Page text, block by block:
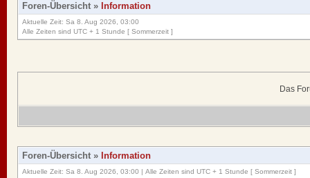
Foren-Übersicht » Information
Aktuelle Zeit: Sa 8. Aug 2026, 03:00
Alle Zeiten sind UTC + 1 Stunde [ Sommerzeit ]
Das
Foren-Übersicht » Information
Aktuelle Zeit: Sa 8. Aug 2026, 03:00 | Alle Zeiten sind UTC + 1 Stunde [ Sommerzeit ]